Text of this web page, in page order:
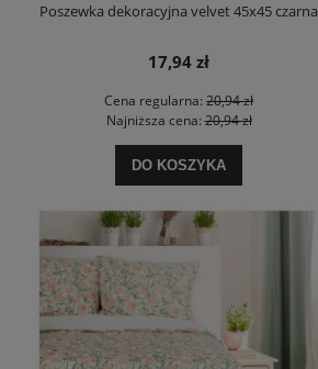
Poszewka dekoracyjna velvet 45x45 czarna
17,94 zł
Cena regularna: 20,94 zł
Najniższa cena:20,94 zł
DO KOSZYKA